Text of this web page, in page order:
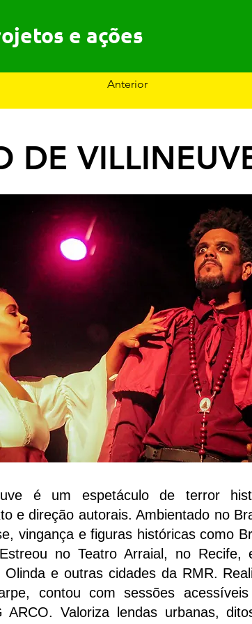
e ações
Anterior
DE
é um espetáculo de terror
e direção autorais. Ambientado no
vingança e figuras históricas como
no Teatro Arraial, no Recife,
e outras cidades da RMR.
contou com sessões
ARCO. Valoriza lendas urbanas,